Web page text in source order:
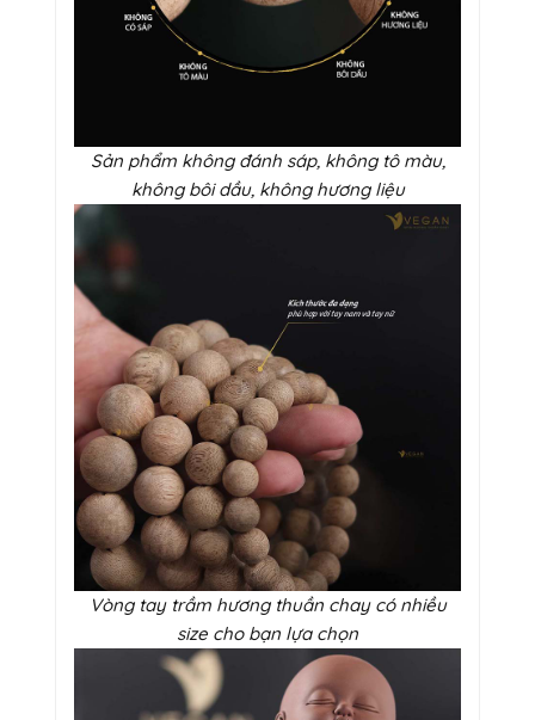
Sản phẩm không đánh sáp, không tô màu,
không bôi dầu, không hương liệu
Vòng tay trầm hương thuần chay có nhiều
size cho bạn lựa chọn